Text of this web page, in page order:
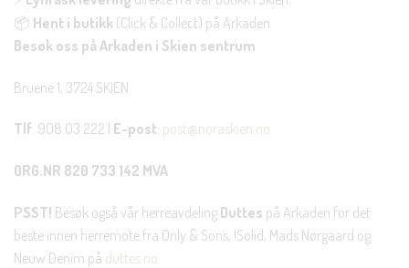
📦 Hent i butikk (Click & Collect) på Arkaden.
Besøk oss på Arkaden i Skien sentrum
Bruene 1, 3724 SKIEN
Tlf: 908 03 222 | E-post: post@noraskien.no
ORG.NR 820 733 142 MVA
PSST! Besøk også vår herreavdeling Duttes på Arkaden for det
beste innen herremote fra Only & Sons, !Solid, Mads Nørgaard og
Neuw Denim på duttes.no